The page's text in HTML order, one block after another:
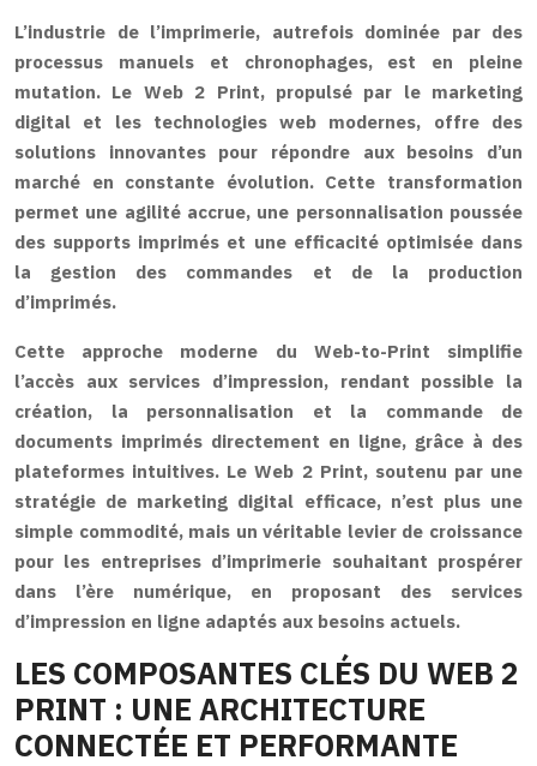
L’industrie de l’imprimerie, autrefois dominée par des
processus manuels et chronophages, est en pleine
mutation. Le Web 2 Print, propulsé par le marketing
digital et les technologies web modernes, offre des
solutions innovantes pour répondre aux besoins d’un
marché en constante évolution. Cette transformation
permet une agilité accrue, une personnalisation poussée
des supports imprimés et une efficacité optimisée dans
la gestion des commandes et de la production
d’imprimés.
Cette approche moderne du Web-to-Print simplifie
l’accès aux services d’impression, rendant possible la
création, la personnalisation et la commande de
documents imprimés directement en ligne, grâce à des
plateformes intuitives. Le Web 2 Print, soutenu par une
stratégie de marketing digital efficace, n’est plus une
simple commodité, mais un véritable levier de croissance
pour les entreprises d’imprimerie souhaitant prospérer
dans l’ère numérique, en proposant des services
d’impression en ligne adaptés aux besoins actuels.
LES COMPOSANTES CLÉS DU WEB 2
PRINT : UNE ARCHITECTURE
CONNECTÉE ET PERFORMANTE